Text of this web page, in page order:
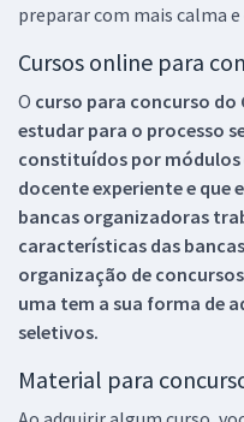
preparar com mais calma
Cursos online para
O curso para concurso do
estudar para o processo
constituídos por
docente experiente e que
bancas organizadoras
características das
organização de
uma tem a sua forma de
seletivos.
Material para